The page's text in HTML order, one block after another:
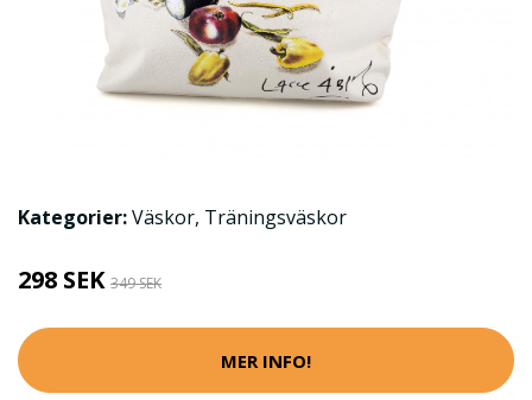
Kategorier:Väskor, Träningsväskor
298 SEK 349 SEK
MER INFO!